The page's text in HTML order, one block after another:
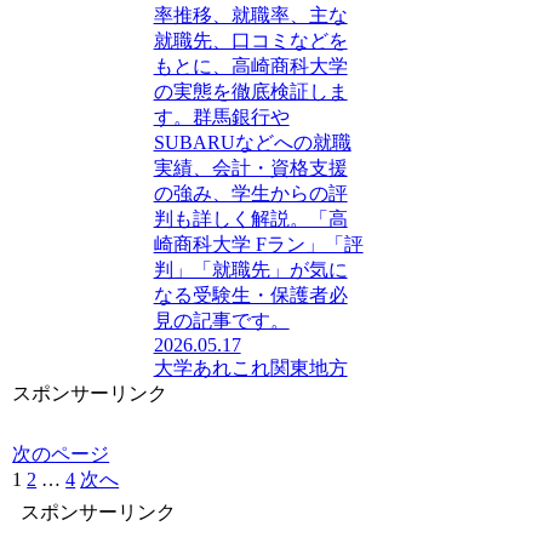
率推移、就職率、主な
就職先、口コミなどを
もとに、高崎商科大学
の実態を徹底検証しま
す。群馬銀行や
SUBARUなどへの就職
実績、会計・資格支援
の強み、学生からの評
判も詳しく解説。「高
崎商科大学 Fラン」「評
判」「就職先」が気に
なる受験生・保護者必
見の記事です。
2026.05.17
大学あれこれ関東地方
スポンサーリンク
次のページ
1 2 … 4 次へ
スポンサーリンク